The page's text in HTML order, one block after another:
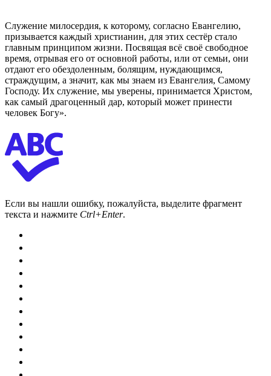
Служение милосердия, к которому, согласно Евангелию,
призывается каждый христианин, для этих сестёр стало
главным принципом жизни. Посвящая всё своё свободное
время, отрывая его от основной работы, или от семьи, они
отдают его обездоленным, болящим, нуждающимся,
страждущим, а значит, как мы знаем из Евангелия, Самому
Господу. Их служение, мы уверены, принимается Христом,
как самый драгоценный дар, который может принести
человек Богу».
Если вы нашли ошибку, пожалуйста, выделите фрагмент
текста и нажмите Ctrl+Enter.